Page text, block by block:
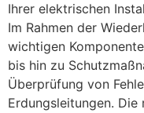
Ihrer elektrischen
Im Rahmen der
wichtigen
bis hin zu
Überprüfung von
Erdungsleitungen.